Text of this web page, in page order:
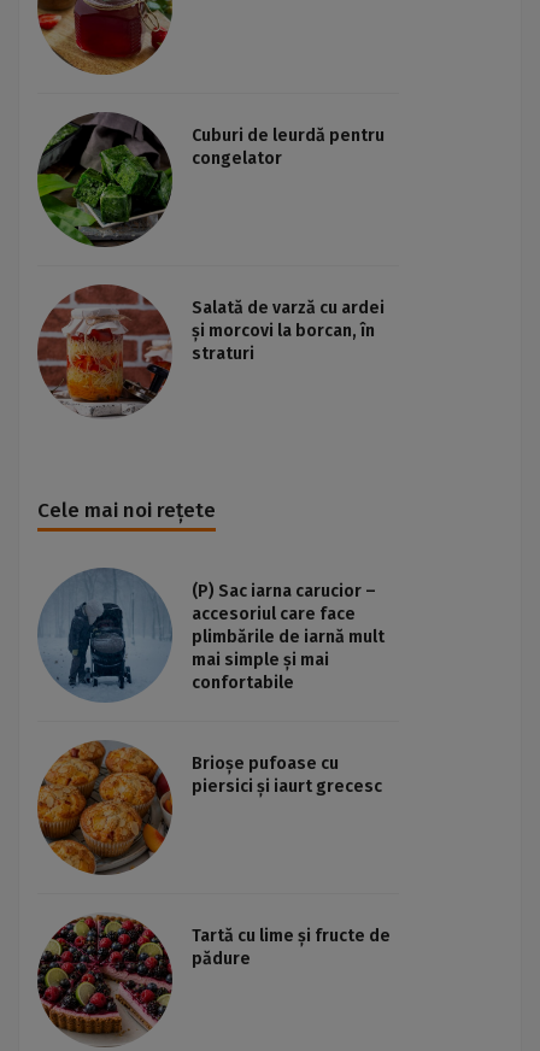
Cuburi de leurdă pentru
congelator
Salată de varză cu ardei
și morcovi la borcan, în
straturi
Cele mai noi rețete
(P) Sac iarna carucior –
accesoriul care face
plimbările de iarnă mult
mai simple și mai
confortabile
Brioșe pufoase cu
piersici și iaurt grecesc
Tartă cu lime și fructe de
pădure